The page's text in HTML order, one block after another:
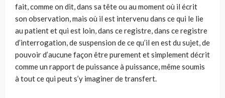
fait, comme on dit, dans sa tête ou au moment où il écrit
son observation, mais où il est intervenu dans ce qui le lie
au patient et qui est loin, dans ce registre, dans ce registre
d’interrogation, de suspension de ce qu’il en est du sujet, de
pouvoir d’aucune façon être purement et simplement décrit
comme un rapport de puissance à puissance, même soumis
à tout ce qui peut s’y imaginer de transfert.